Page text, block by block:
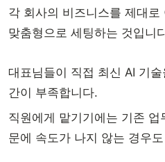
각 회사의 비즈니스를 제대
맞춤형으로 세팅하는 것입니
대표님들이 직접 최신 AI 기
간이 부족합니다.
직원에게 맡기기에는 기존
문에 속도가 나지 않는 경우